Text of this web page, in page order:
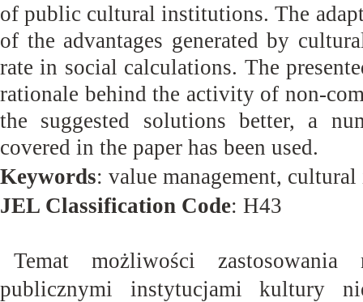
of public cultural institutions. The
of the advantages generated by
rate in social calculations. The
rationale behind the activity of non-
the suggested solutions better, a
covered in the paper has been used.
Keywords: value management,
JEL Classification Code: H43
Temat możliwości zastosowania
publicznymi instytucjami kultury